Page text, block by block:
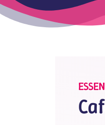
ESSEN